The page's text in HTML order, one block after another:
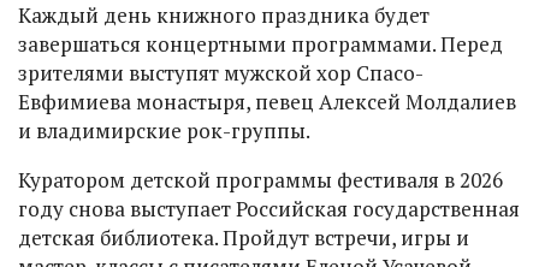
Каждый день книжного праздника будет
завершаться концертными программами. Перед
зрителями выступят мужской хор Спасо-
Евфимиева монастыря, певец Алексей Молдалиев
и владимирские рок-группы.
Куратором детской программы фестиваля в 2026
году снова выступает Российская государственная
детская библиотека. Пройдут встречи, игры и